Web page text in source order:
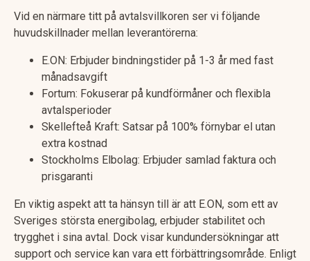
Vid en närmare titt på avtalsvillkoren ser vi följande
huvudskillnader mellan leverantörerna:
E.ON: Erbjuder bindningstider på 1-3 år med fast
månadsavgift
Fortum: Fokuserar på kundförmåner och flexibla
avtalsperioder
Skellefteå Kraft: Satsar på 100% förnybar el utan
extra kostnad
Stockholms Elbolag: Erbjuder samlad faktura och
prisgaranti
En viktig aspekt att ta hänsyn till är att E.ON, som ett av
Sveriges största energibolag, erbjuder stabilitet och
trygghet i sina avtal. Dock visar kundundersökningar att
support och service kan vara ett förbättringsområde. Enligt